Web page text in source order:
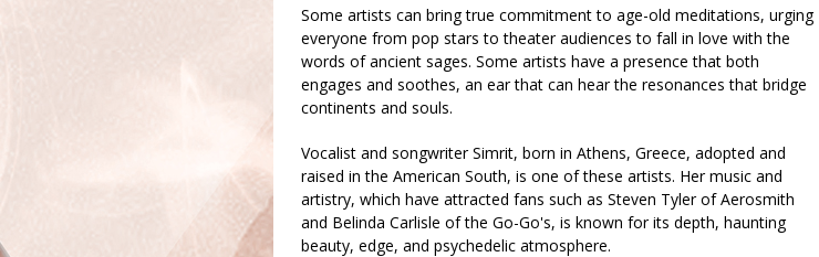
Some artists can bring true commitment to age-old meditations, urging
everyone from pop stars to theater audiences to fall in love with the
words of ancient sages. Some artists have a presence that both
engages and soothes, an ear that can hear the resonances that bridge
continents and souls.
Vocalist and songwriter Simrit, born in Athens, Greece, adopted and
raised in the American South, is one of these artists. Her music and
artistry, which have attracted fans such as Steven Tyler of Aerosmith
and Belinda Carlisle of the Go-Go's, is known for its depth, haunting
beauty, edge, and psychedelic atmosphere.